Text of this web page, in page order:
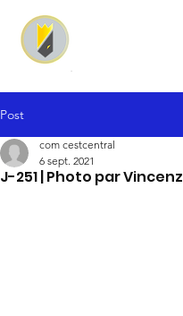
Post
J-251 | Photo par
com cestcentral
6 sept. 2021